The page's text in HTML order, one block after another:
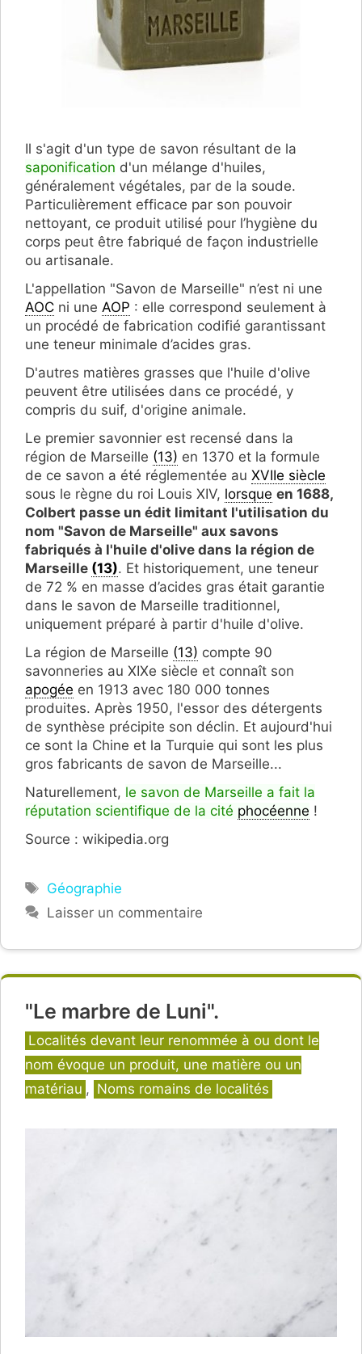
Il s'agit d'un type de savon résultant de la
saponification d'un mélange d'huiles,
généralement végétales, par de la soude.
Particulièrement efficace par son pouvoir
nettoyant, ce produit utilisé pour l’hygiène du
corps peut être fabriqué de façon industrielle
ou artisanale.
L'appellation "Savon de Marseille" n’est ni une
AOC ni une AOP : elle correspond seulement à
un procédé de fabrication codifié garantissant
une teneur minimale d’acides gras.
D'autres matières grasses que l'huile d'olive
peuvent être utilisées dans ce procédé, y
compris du suif, d'origine animale.
Le premier savonnier est recensé dans la
région de Marseille (13) en 1370 et la formule
de ce savon a été réglementée au XVIIe siècle
sous le règne du roi Louis XIV, lorsque en 1688,
Colbert passe un édit limitant l'utilisation du
nom "Savon de Marseille" aux savons
fabriqués à l'huile d'olive dans la région de
Marseille (13). Et historiquement, une teneur
de 72 % en masse d’acides gras était garantie
dans le savon de Marseille traditionnel,
uniquement préparé à partir d'huile d'olive.
La région de Marseille (13) compte 90
savonneries au XIXe siècle et connaît son
apogée en 1913 avec 180 000 tonnes
produites. Après 1950, l'essor des détergents
de synthèse précipite son déclin. Et aujourd'hui
ce sont la Chine et la Turquie qui sont les plus
gros fabricants de savon de Marseille...
Naturellement, le savon de Marseille a fait la
réputation scientifique de la cité phocéenne !
Source : wikipedia.org
Étiquettes
Géographie
Laisser un commentaire
"Le marbre de Luni".
Catégories
Localités devant leur renommée à ou dont le
nom évoque un produit, une matière ou un
matériau , Noms romains de localités